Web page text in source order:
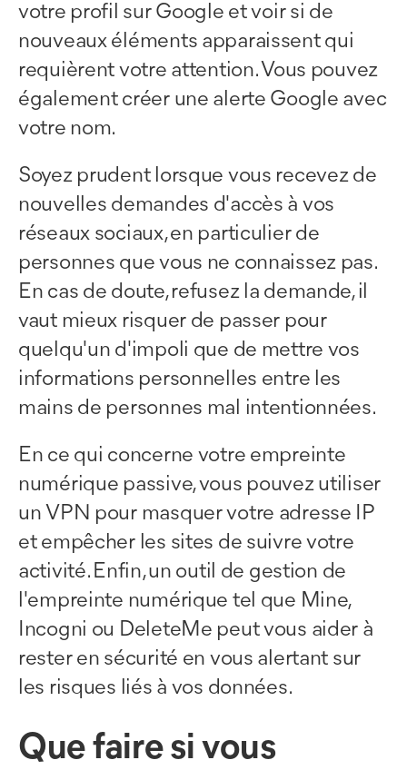
votre profil sur Google et voir si de
nouveaux éléments apparaissent qui
requièrent votre attention. Vous pouvez
également créer une alerte Google avec
votre nom.
Soyez prudent lorsque vous recevez de
nouvelles demandes d'accès à vos
réseaux sociaux, en particulier de
personnes que vous ne connaissez pas.
En cas de doute, refusez la demande, il
vaut mieux risquer de passer pour
quelqu'un d'impoli que de mettre vos
informations personnelles entre les
mains de personnes mal intentionnées.
En ce qui concerne votre empreinte
numérique passive, vous pouvez utiliser
un VPN pour masquer votre adresse IP
et empêcher les sites de suivre votre
activité. Enfin, un outil de gestion de
l'empreinte numérique tel que Mine,
Incogni ou DeleteMe peut vous aider à
rester en sécurité en vous alertant sur
les risques liés à vos données.
Que faire si vous